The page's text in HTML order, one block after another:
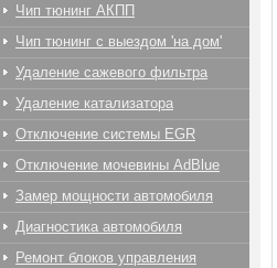
Чип тюнинг АКПП
Чип тюнинг с выездом 'на дом'
Удаление сажевого фильтра
Удаление катализатора
Отключение системы EGR
Отключение мочевины AdBlue
Замер мощности автомобиля
Диагностика автомобиля
Ремонт блоков управления